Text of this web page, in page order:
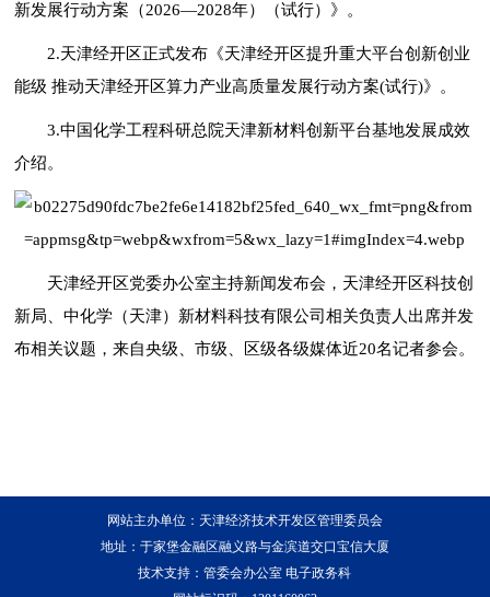
新发展行动方案（2026—2028年）（试行）》。
2.天津经开区正式发布《天津经开区提升重大平台创新创业
能级 推动天津经开区算力产业高质量发展行动方案(试行)》。
3.中国化学工程科研总院天津新材料创新平台基地发展成效
介绍。
天津经开区党委办公室主持新闻发布会，天津经开区科技创
新局、中化学（天津）新材料科技有限公司相关负责人出席并发
布相关议题，来自央级、市级、区级各级媒体近20名记者参会。
网站主办单位：天津经济技术开发区管理委员会
地址：于家堡金融区融义路与金滨道交口宝信大厦
技术支持：管委会办公室 电子政务科